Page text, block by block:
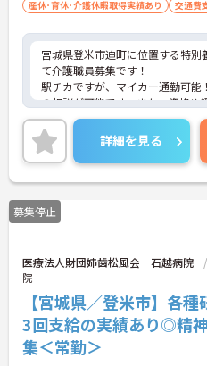
産休･育休･介護休暇取得実績あり 交通費
宮城県登米市迫町に位置する特別
て介護職員募集です！
駅チカですが、マイカー通勤可能
の相談が可能です。また、資格や
で、これから介護職にチャレンジ
めです！
ご興味のある方には、面接対策ポ
に詳細をお話しいたしますので、
ださい。
詳細を見る
募集停止
医療法人財団姉歯松風会 石越病院
院
【宮城県／登米市】各
3回支給の実績あり◎精
集＜常勤＞